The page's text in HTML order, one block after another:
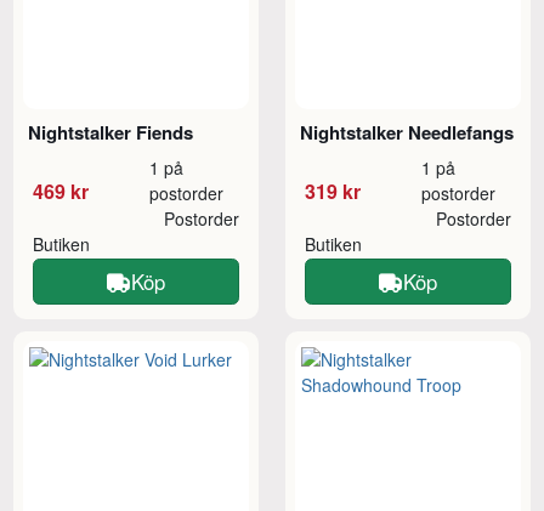
Nightstalker Fiends
469 kr
1 på
postorder
Butiken
Postorder
Köp
Nightstalker Needlefangs
319 kr
1 på
postorder
Butiken
Postorder
Köp